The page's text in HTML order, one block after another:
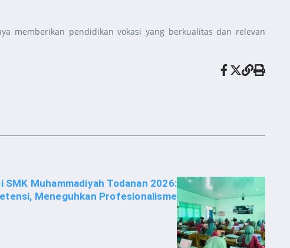
memberikan pendidikan vokasi yang berkualitas dan relevan
SMK Muhammadiyah Todanan 2026:
Meneguhkan Profesionalisme